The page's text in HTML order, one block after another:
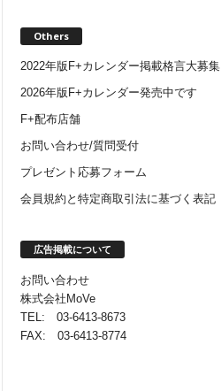
Others
2022年版F+カレンダー掲載格言大募集
2026年版F+カレンダー発売中です
F+配布店舗
お問い合わせ/質問受付
プレゼント応募フォーム
会員規約と特定商取引法に基づく表記
広告掲載について
お問い合わせ
株式会社MoVe
TEL: 03-6413-8673
FAX: 03-6413-8774